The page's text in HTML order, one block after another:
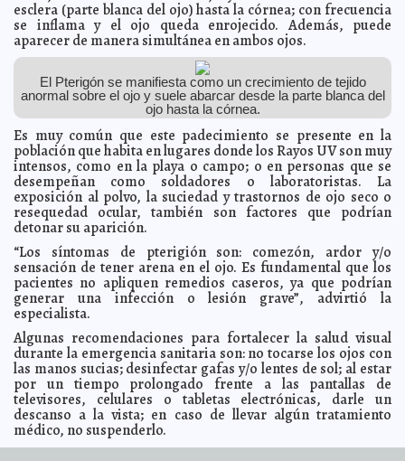
temporal del Centro de Convenciones y Exposiciones Yucatán Siglo
XXI en apoyo de hospitales federales y estatales Javier W. López Madera
2020-07-11 09:27:28 En reconocimiento al personal médico de Yucatán
iluminan el viaducto de arcos de Progreso Jorge Armando León Borges
2020-07-09 11:11:32 Por pandemia, Quintana Roo supera los 100,000
empleos perdidos Carmen Alicia Briceño Sánchez
2020-07-09 09:23:33 Telemedicina, la nueva cara médica en tiempos de
COVID-19 A7
2020-07-09 09:07:43 SAT sufre ataque cibernético; información de los
contribuyentes está segura Juan Francisco del Toral
2020-07-08 17:10:15 Detienen a exgobernador de Chihuahua, César Duarte
en Florida A7
2020-07-08 15:08:33 Crean fondo para apoyar a estudiantes de la UADY con
computadoras e internet
2020-07-08 14:52:13 Embarazada vence al Covid-19 en Hospital Juárez del
IMSS YucatánKamila López
2020-07-08 09:15:06 López Obrador almorzará Cochinita Pibil, tradicional
platillo yucateco en Washington
2020-07-07 13:39:53 Fundación BBVA se une al donativo voluntario
realizado por colaboradores de AT&T en México Laura Aldama
2020-07-07 09:57:37 Aprehenden Policía Estatal y Fiscalía al "canibal" de la
Leandro Valle Eduardo Ignacio Ramos Pérez
2020-07-06 09:03:07 Función Pública inhabilita e impone multa de 2 mdp a
empresa de hijo de Bartlett por caso de ventiladores Javier W. López
Madera
2020-07-06 07:13:41 Me haré la prueba de COVID-19 antes de viajar a EU, no
esclera (parte blanca del ojo) hasta la córnea; con frecuencia
se inflama y el ojo queda enrojecido. Además, puede
aparecer de manera simultánea en ambos ojos.
El Pterigón se manifiesta como un crecimiento de tejido
anormal sobre el ojo y suele abarcar desde la parte blanca del
ojo hasta la córnea.
Es muy común que este padecimiento se presente en la
población que habita en lugares donde los Rayos UV son muy
intensos, como en la playa o campo; o en personas que se
desempeñan como soldadores o laboratoristas. La
exposición al polvo, la suciedad y trastornos de ojo seco o
resequedad ocular, también son factores que podrían
detonar su aparición.
“Los síntomas de pterigión son: comezón, ardor y/o
sensación de tener arena en el ojo. Es fundamental que los
pacientes no apliquen remedios caseros, ya que podrían
generar una infección o lesión grave”, advirtió la
especialista.
Algunas recomendaciones para fortalecer la salud visual
durante la emergencia sanitaria son: no tocarse los ojos con
las manos sucias; desinfectar gafas y/o lentes de sol; al estar
por un tiempo prolongado frente a las pantallas de
televisores, celulares o tabletas electrónicas, darle un
descanso a la vista; en caso de llevar algún tratamiento
médico, no suspenderlo.
Mantener los ojos hidratados; en caso de exposición por